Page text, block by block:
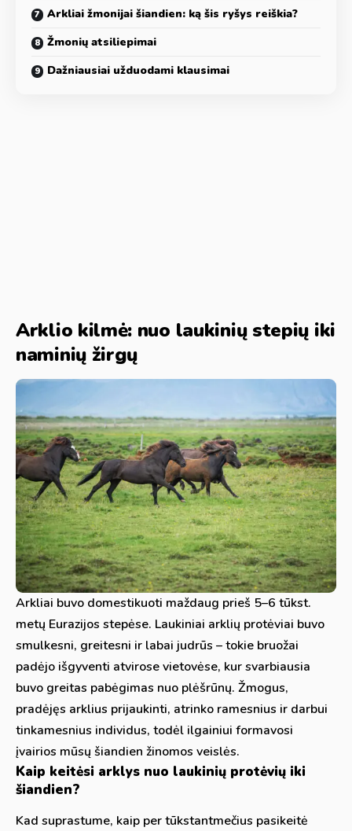
Arkliai žmonijai šiandien: ką šis ryšys reiškia?
Žmonių atsiliepimai
Dažniausiai užduodami klausimai
Arklio kilmė: nuo laukinių stepių iki
naminių žirgų
Arkliai buvo domestikuoti maždaug prieš 5–6 tūkst.
metų Eurazijos stepėse. Laukiniai arklių protėviai buvo
smulkesni, greitesni ir labai judrūs – tokie bruožai
padėjo išgyventi atvirose vietovėse, kur svarbiausia
buvo greitas pabėgimas nuo plėšrūnų. Žmogus,
pradėjęs arklius prijaukinti, atrinko ramesnius ir darbui
tinkamesnius individus, todėl ilgainiui formavosi
įvairios mūsų šiandien žinomos veislės.
Kaip keitėsi arklys nuo laukinių protėvių iki
šiandien?
Kad suprastume, kaip per tūkstantmečius pasikeitė